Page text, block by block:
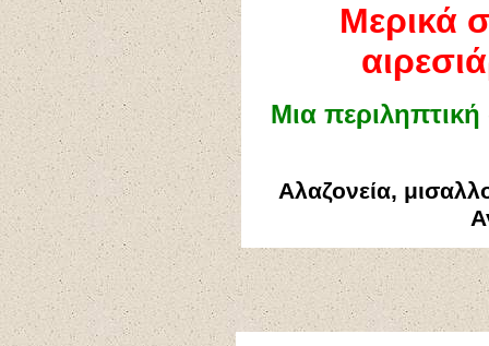
Μερικά
Μια
Αλαζονεία,